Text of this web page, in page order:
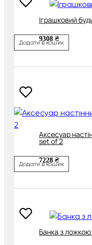
Іграшковий
9308 ₴
Додати в кошик
Аксесуар
set of 2
7228 ₴
Додати в кошик
Банка з ложкою